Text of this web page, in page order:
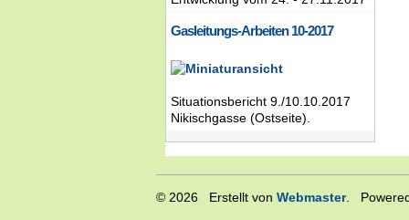
Gasleitungs-Arbeiten 10-2017
Situationsbericht 9./10.10.2017
Nikischgasse (Ostseite).
© 2026 Erstellt von Webmaster.